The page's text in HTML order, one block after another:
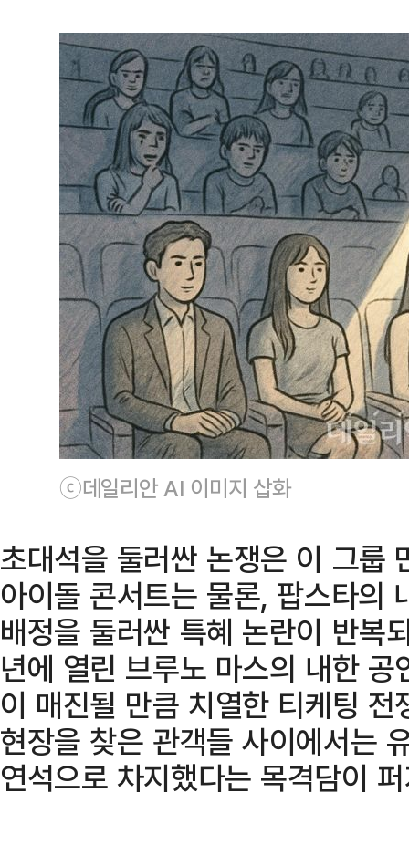
ⓒ데일리안 AI 이미지 삽화
초대석을 둘러싼 논쟁은 이 그룹
아이돌 콘서트는 물론, 팝스타의
배정을 둘러싼 특혜 논란이 반
년에 열린 브루노 마스의 내한
이 매진될 만큼 치열한 티케팅
현장을 찾은 관객들 사이에서는
연석으로 차지했다는 목격담이